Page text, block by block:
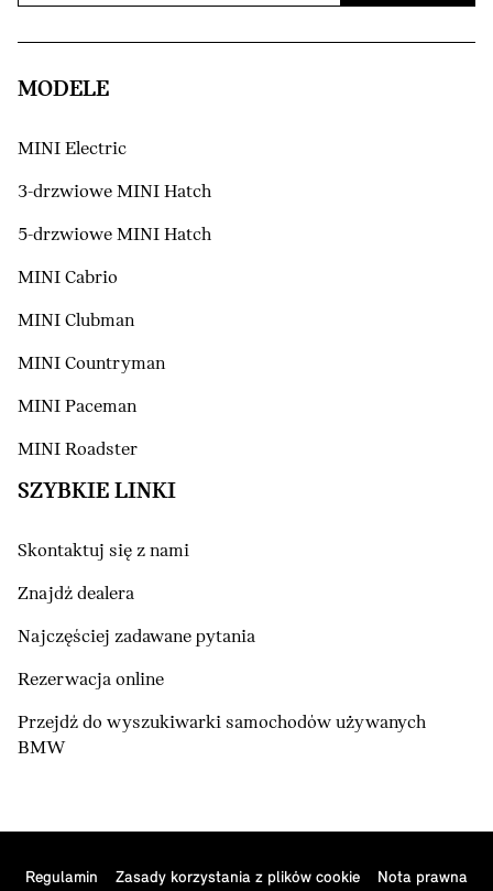
MODELE
MINI Electric
3-drzwiowe MINI Hatch
5-drzwiowe MINI Hatch
MINI Cabrio
MINI Clubman
MINI Countryman
MINI Paceman(prąd elektryczny)
MINI Roadster
SZYBKIE LINKI
Skontaktuj się z nami
Znajdź dealera
Najczęściej zadawane pytania
Rezerwacja online
Przejdź do wyszukiwarki samochodów używanych
BMW
Regulamin Zasady korzystania z plików cookie Nota prawna